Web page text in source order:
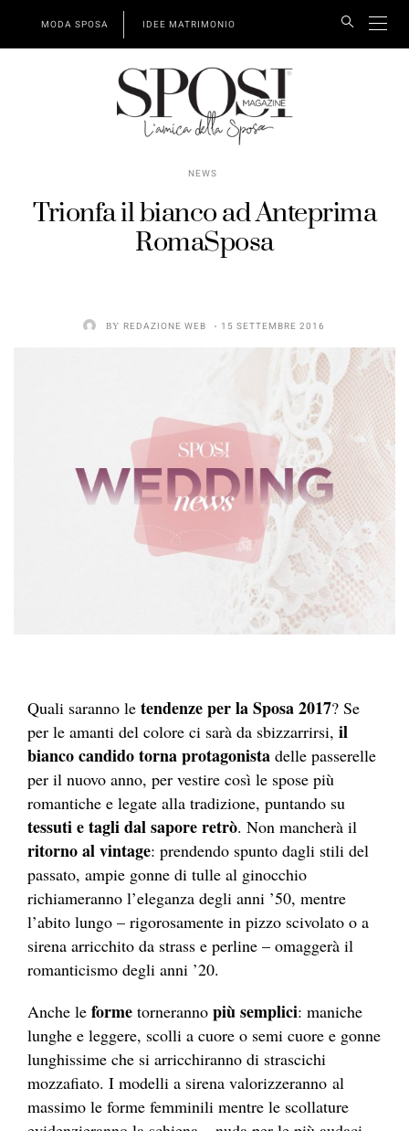
MODA SPOSA IDEE MATRIMONIO
NEWS
Trionfa il bianco ad Anteprima
RomaSposa
BY REDAZIONE WEB 15 SETTEMBRE 2016
Quali saranno le tendenze per la Sposa 2017? Se
per le amanti del colore ci sarà da sbizzarrirsi, il
bianco candido torna protagonista delle passerelle
per il nuovo anno, per vestire così le spose più
romantiche e legate alla tradizione, puntando su
tessuti e tagli dal sapore retrò. Non mancherà il
ritorno al vintage: prendendo spunto dagli stili del
passato, ampie gonne di tulle al ginocchio
richiameranno l’eleganza degli anni ’50, mentre
l’abito lungo – rigorosamente in pizzo scivolato o a
sirena arricchito da strass e perline – omaggerà il
romanticismo degli anni ’20.
Anche le forme torneranno più semplici: maniche
lunghe e leggere, scolli a cuore o semi cuore e gonne
lunghissime che si arricchiranno di strascichi
mozzafiato. I modelli a sirena valorizzeranno al
massimo le forme femminili mentre le scollature